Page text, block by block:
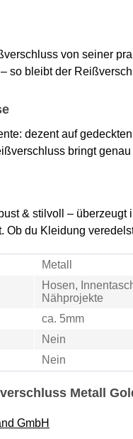
von seiner
so bleibt der
dezent auf
bringt
& stilvoll –
Ob du Kleidung
Metall
Hosen,
Nähprojekte
ca. 5mm
Nein
Nein
Metall
GmbH